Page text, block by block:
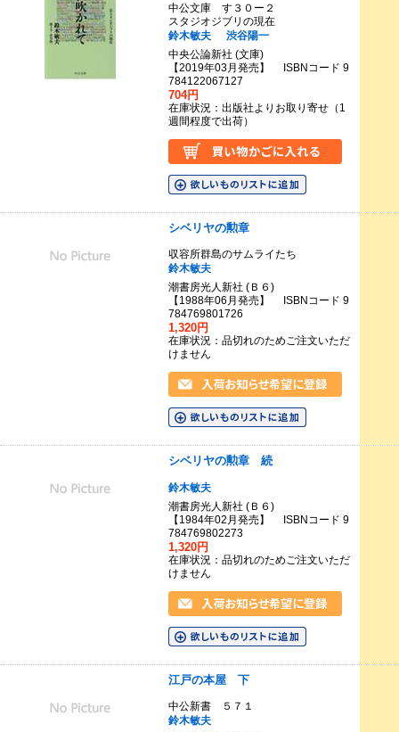
中公文庫 す３０ー２
スタジオジブリの現在
鈴木敏夫
渋谷陽一
中央公論新社 (文庫)
【2019年03月発売】 ISBNコード 9
784122067127
704円
在庫状況：出版社よりお取り寄せ（1
週間程度で出荷）
シベリヤの勲章
収容所群島のサムライたち
鈴木敏夫
潮書房光人新社 (Ｂ６)
【1988年06月発売】 ISBNコード 9
784769801726
1,320円
在庫状況：品切れのためご注文いただ
けません
シベリヤの勲章 続
鈴木敏夫
潮書房光人新社 (Ｂ６)
【1984年02月発売】 ISBNコード 9
784769802273
1,320円
在庫状況：品切れのためご注文いただ
けません
江戸の本屋 下
中公新書 ５７１
鈴木敏夫